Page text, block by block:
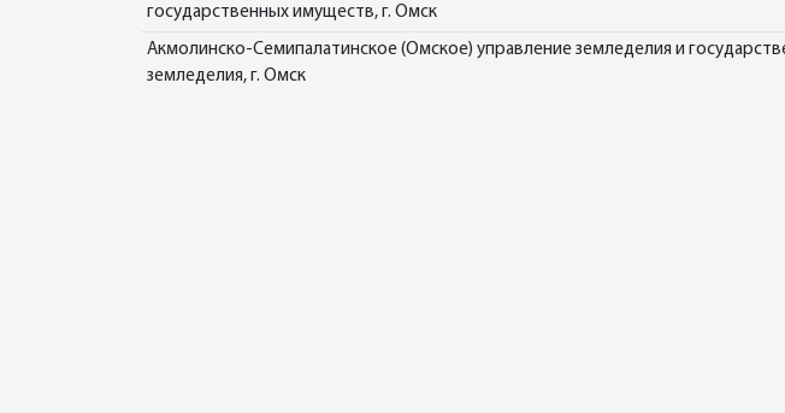
государственных имуществ, г. Омск
Акмолинско-Семипалатинское (Омское) управление земледелия и
земледелия, г. Омск